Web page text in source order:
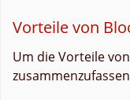
Vorteile von
Um die Vorteile